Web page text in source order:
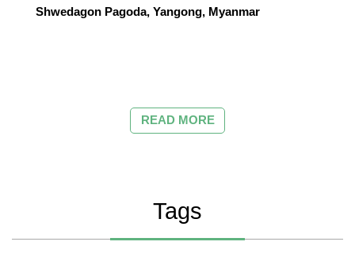
Shwedagon Pagoda, Yangong, Myanmar
READ MORE
Tags